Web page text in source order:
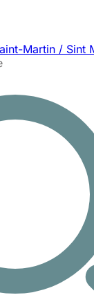
Martin / Sint